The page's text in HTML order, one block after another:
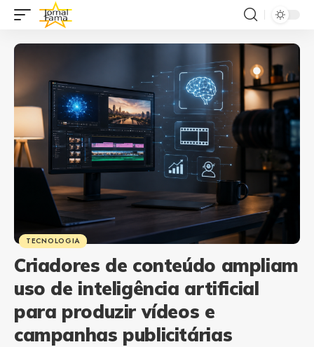
TECNOLOGIA
Criadores de conteúdo ampliam
uso de inteligência artificial
para produzir vídeos e
campanhas publicitárias